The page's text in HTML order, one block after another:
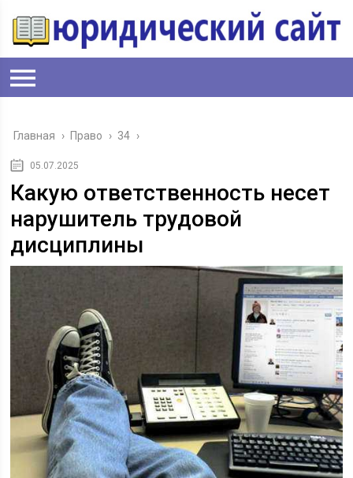
Главная › Право › 34 ›
05.07.2025
Какую ответственность несет
нарушитель трудовой
дисциплины